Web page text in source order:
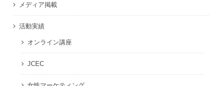
メディア掲載
活動実績
オンライン講座
JCEC